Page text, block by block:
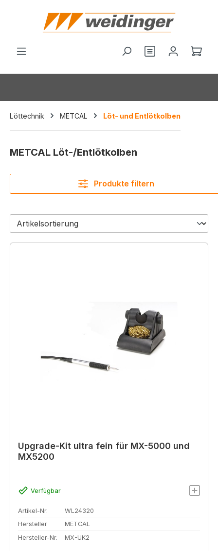
springen
Löttechnik METCAL Löt- und Entlötkolben
METCAL Löt-/Entlötkolben
Produkte filtern
Upgrade-Kit ultra fein für MX-5000 und
MX5200
Verfügbar
Artikel-Nr.
WL24320
Hersteller
METCAL
Hersteller-Nr.
MX-UK2